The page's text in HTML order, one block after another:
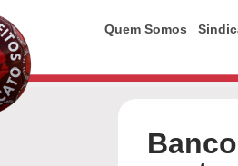
Quem Somos